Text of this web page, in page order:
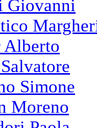
Giovanni
Alberto
Simone
Moreno